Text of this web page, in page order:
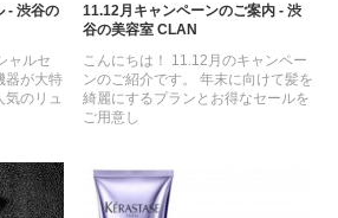
- 渋谷の
ャルセ
器が大特
気のリュ
11.12月キャンペーンのご案内 - 渋
谷の美容室 CLAN
こんにちは！ 11.12月のキャンペー
ンのご紹介です。 年末に向けて髪を
綺麗にするプランとお得なセールを
ご用意し